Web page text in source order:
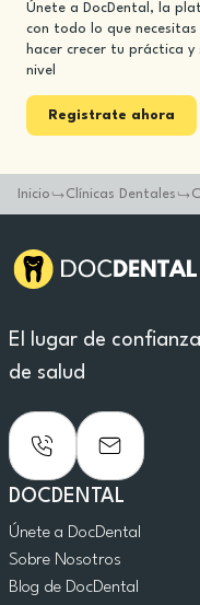
Únete a DocDental, la
con todo lo que necesitas
hacer crecer tu práctica y
nivel
Registrate ahora
Inicio Clínicas Dentales
El lugar de
de salud
DOCDENTAL
Únete a DocDental
Sobre Nosotros
Blog de DocDental